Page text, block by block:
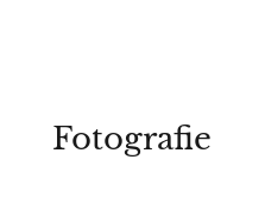
Fotografie